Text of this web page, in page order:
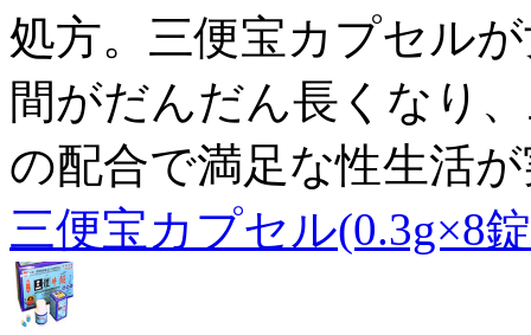
処方。三便宝カプセル
間がだんだん長くなり
の配合で満足な性生活
三便宝カプセル(0.3g×8